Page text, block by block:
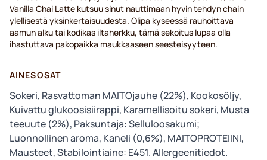
Vanilla Chai Latte kutsuu sinut nauttimaan hyvin tehdyn chain
ylellisestä yksinkertaisuudesta. Olipa kyseessä rauhoittava
aamun alku tai kodikas iltaherkku, tämä sekoitus lupaa olla
ihastuttava pakopaikka maukkaaseen seesteisyyteen.
AINESOSAT
Sokeri, Rasvattoman MAITOjauhe (22%), Kookosöljy,
Kuivattu glukoosisiirappi, Karamellisoitu sokeri, Musta
teeuute (2%), Paksuntaja: Selluloosakumi;
Luonnollinen aroma, Kaneli (0,6%), MAITOPROTEIINI,
Mausteet, Stabilointiaine: E451. Allergeenitiedot.